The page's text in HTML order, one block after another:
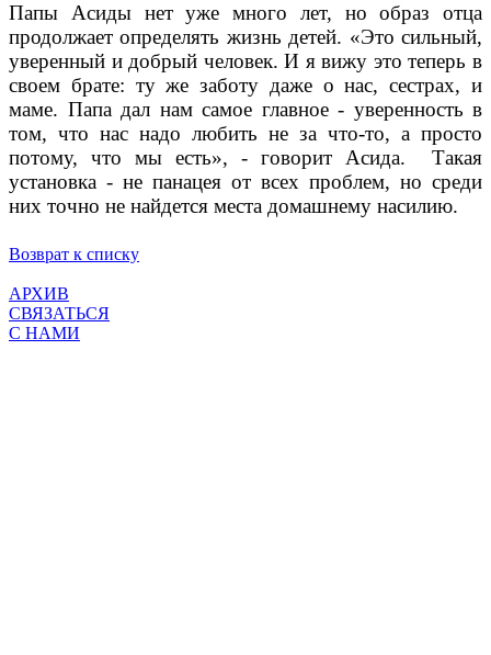
Папы Асиды нет уже много лет, но образ отца
продолжает определять жизнь детей. «Это сильный,
уверенный и добрый человек. И я вижу это теперь в
своем брате: ту же заботу даже о нас, сестрах, и
маме. Папа дал нам самое главное - уверенность в
том, что нас надо любить не за что-то, а просто
потому, что мы есть», - говорит Асида.
Такая
установка - не панацея от всех проблем, но среди
них точно не найдется места домашнему насилию.
Возврат к списку
АРХИВ
СВЯЗАТЬСЯ
С НАМИ